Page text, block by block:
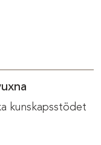
kunskapsstödet